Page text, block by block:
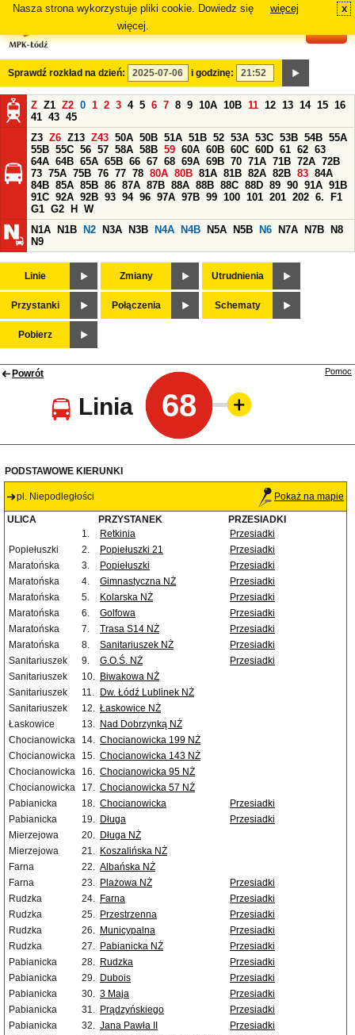
Nasza strona wykorzystuje pliki cookie. Dowiedz się
więcej.
więcej x
Sprawdź rozkład na dzień: i godzinę:
Z Z1 Z2 0 1 2 3 4 5 6 7 8 9 10A 10B 11 12 13 14 15 16
41 43 45
Z3 Z6 Z13 Z43 50A 50B 51A 51B 52 53A 53C 53B 54B 55A
55B 55C 56 57 58A 58B 59 60A 60B 60C 60D 61 62 63
64A 64B 65A 65B 66 67 68 69A 69B 70 71A 71B 72A 72B
73 75A 75B 76 77 78 80A 80B 81A 81B 82A 82B 83 84A
84B 85A 85B 86 87A 87B 88A 88B 88C 88D 89 90 91A 91B
91C 92A 92B 93 94 96 97A 97B 99 100 101 201 202 6.
F1
G1 G2 H
W
N1A
N1B N2 N3A N3B N4A N4B N5A N5B N6 N7A N7B
N8
N9
Linie Zmiany Utrudnienia
Przystanki Połączenia Schematy
Pobierz
Powrót
Linia 68
Pomoc
PODSTAWOWE KIERUNKI
pl. Niepodległości Pokaż na mapie
ULICA PRZYSTANEK
PRZESIADKI
1.
Retkinia
Przesiadki
Popiełuszki
2. Popiełuszki 21
Przesiadki
Maratońska
3. Popiełuszki
Przesiadki
Maratońska
4. Gimnastyczna NŻ
Przesiadki
Maratońska
5. Kolarska NŻ
Przesiadki
Maratońska
6. Golfowa
Przesiadki
Maratońska
7. Trasa S14 NŻ
Przesiadki
Maratońska
8. Sanitariuszek NŻ
Przesiadki
Sanitariuszek
9. G.O.Ś. NŻ
Przesiadki
Sanitariuszek
10. Biwakowa NŻ
Sanitariuszek
11.
Dw. Łódź Lublinek NŻ
Sanitariuszek
12. Łaskowice NŻ
Łaskowice
13. Nad Dobrzynką NŻ
Chocianowicka
14. Chocianowicka 199 NŻ
Chocianowicka
15. Chocianowicka 143 NŻ
Chocianowicka
16. Chocianowicka 95 NŻ
Chocianowicka
17. Chocianowicka 57 NŻ
Pabianicka
18. Chocianowicka
Przesiadki
Pabianicka
19. Długa
Przesiadki
Mierzejowa
20. Długa NŻ
Mierzejowa
21. Koszalińska NŻ
Farna
22. Albańska NŻ
Farna
23. Plażowa NŻ
Przesiadki
Rudzka
24. Farna
Przesiadki
Rudzka
25. Przestrzenna
Przesiadki
Rudzka
26. Municypalna
Przesiadki
Rudzka
27. Pabianicka NŻ
Przesiadki
Pabianicka
28. Rudzka
Przesiadki
Pabianicka
29. Dubois
Przesiadki
Pabianicka
30. 3 Maja
Przesiadki
Pabianicka
31. Prądzyńskiego
Przesiadki
Pabianicka
32. Jana Pawła II
Przesiadki